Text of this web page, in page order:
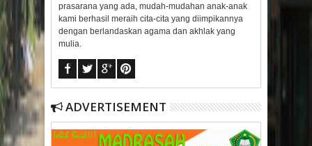
prasarana yang ada, mudah-mudahan anak-anak
kami berhasil meraih cita-cita yang diimpikannya
dengan berlandaskan agama dan akhlak yang
mulia.
ADVERTISEMENT